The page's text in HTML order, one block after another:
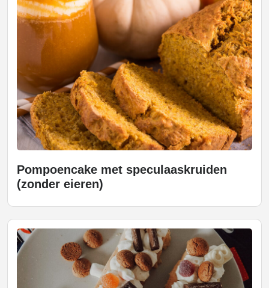
Pompoencake met speculaaskruiden
(zonder eieren)